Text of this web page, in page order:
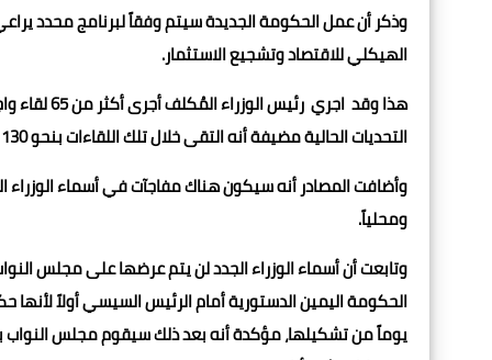
وذكر أن عمل الحكومة الجديدة سيتم وفقاً لبرنامج محدد
الهيكلي للاقتصاد وتشجيع الاستثمار.
التحديات الحالية مضيفة أنه التقى خلال تلك اللقاءات بنحو 130 شخصية مرشحة لحقائب وزارية وحركة المحافظين.
وأضافت المصادر أنه سيكون هناك مفاجآت في أسماء الوزراء
ومحلياً.
وتابعت أن أسماء الوزراء الجدد لن يتم عرضها على مجلس
يوماً من تشكيلها، مؤكدة أنه بعد ذلك سيقوم مجلس النواب